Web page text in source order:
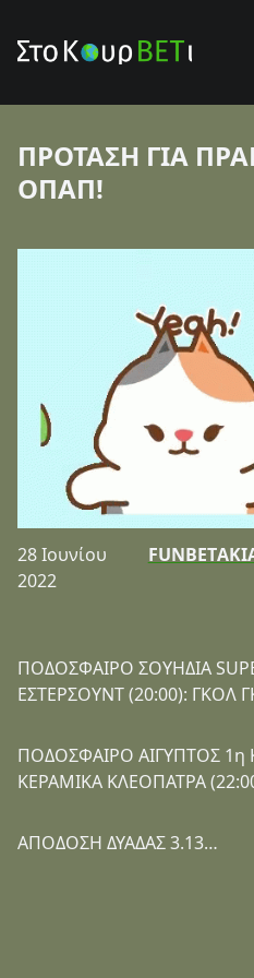
ΠΡΟΤΑΣΗ ΓΙΑ
ΟΠΑΠ!
28 Ιουνίου
2022
ΠΟΔΟΣΦΑΙΡΟ ΣΟΥΗΔΙΑ
ΕΣΤΕΡΣΟΥΝΤ (20:00):
ΠΟΔΟΣΦΑΙΡΟ ΑΙΓΥΠΤΟΣ 1η
ΚΕΡΑΜΙΚΑ ΚΛΕΟΠΑΤΡΑ
ΑΠΟΔΟΣΗ ΔΥΑΔΑΣ 3.13…